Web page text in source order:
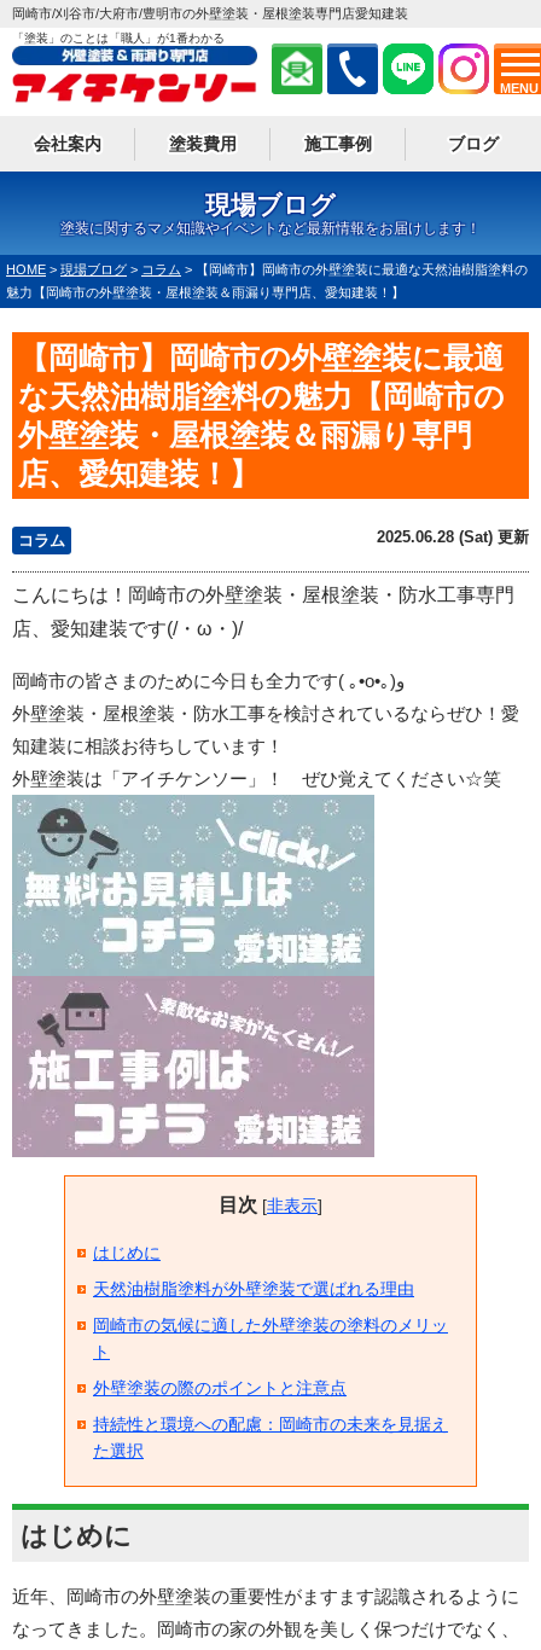
MENU
岡崎市/刈谷市/大府市/豊明市の外壁塗装・屋根塗装専門店愛知建装
「塗装」のことは「職人」が1番わかる
会社案内 塗装費用 施工事例 ブログ
現場ブログ
塗装に関するマメ知識やイベントなど最新情報をお届けします！
HOME > 現場ブログ > コラム >
【岡崎市】岡崎市の外壁塗装に最適な天然油樹脂塗料の
魅力【岡崎市の外壁塗装・屋根塗装＆雨漏り専門店、愛知建装！】
【岡崎市】岡崎市の外壁塗装に最適
な天然油樹脂塗料の魅力【岡崎市の
外壁塗装・屋根塗装＆雨漏り専門
店、愛知建装！】
コラム 2025.06.28 (Sat) 更新
こんにちは！岡崎市の外壁塗装・屋根塗装・防水工事専門
店、愛知建装です(/・ω・)/
岡崎市の皆さまのために今日も全力です( ｡•o•｡)و
外壁塗装・屋根塗装・防水工事を検討されているならぜひ！愛
知建装に相談お待ちしています！
外壁塗装は「アイチケンソー」！ ぜひ覚えてください☆笑
目次 [非表示]
はじめに
天然油樹脂塗料が外壁塗装で選ばれる理由
岡崎市の気候に適した外壁塗装の塗料のメリッ
ト
外壁塗装の際のポイントと注意点
持続性と環境への配慮：岡崎市の未来を見据え
た選択
はじめに
近年、岡崎市の外壁塗装の重要性がますます認識されるように
なってきました。岡崎市の家の外観を美しく保つだけでなく、